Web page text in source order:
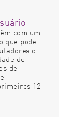
com um
que pode
o
de
de
12